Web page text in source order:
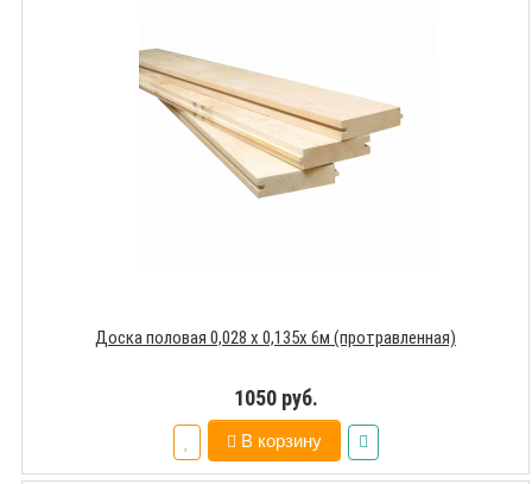
Доска половая 0,028 х 0,135х 6м (протравленная)
1050 руб.
В корзину